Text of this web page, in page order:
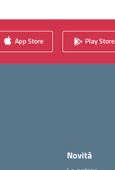
App Store Play Store
Novità